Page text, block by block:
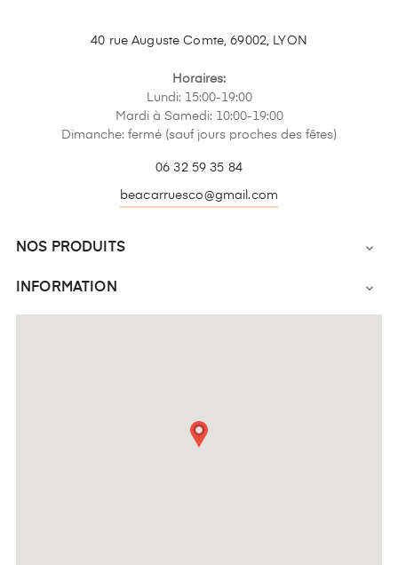
40 rue Auguste Comte, 69002, LYON
Horaires:
Lundi: 15:00-19:00
Mardi à Samedi: 10:00-19:00
Dimanche: fermé (sauf jours proches des fêtes)
06 32 59 35 84
beacarruesco@gmail.com
NOS PRODUITS 
INFORMATION 